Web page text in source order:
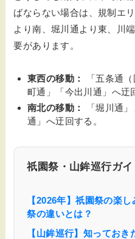
ばならない場合は、規制エ
より南、堀川通より東、川
要があります。
東西の移動：
「五条通
町通」「今出川通」へ迂
南北の移動：
「堀川通
通」へ迂回する。
祇園祭・山鉾巡行ガイ
【2026年】祇園祭の楽
祭の違いとは？
【山鉾巡行】知ってお